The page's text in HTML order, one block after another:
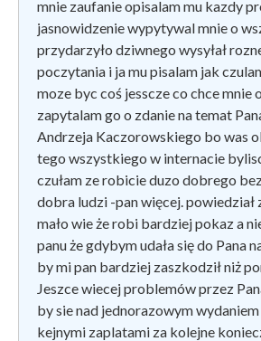
mnie zaufanie opisalam mu kazdy
jasnowidzenie wypytywal mnie o
przydarzyło dziwnego wysyłał
poczytania i ja mu pisalam jak
moze byc coś jesscze co chce mnie
zapytalam go o zdanie na temat
Andrzeja Kaczorowskiego bo was
tego wszystkiego w internacie
czułam ze robicie duzo dobrego
dobra ludzi -pan więcej.
mało wie że robi bardziej pokaz a
panu że gdybym udała się do Pana
by mi pan bardziej zaszkodził niż
Jeszce wiecej problemów przez
by sie nad jednorazowym
kejnymi zaplatami za kolejne